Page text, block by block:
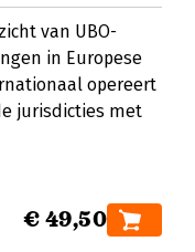
van UBO-
in Europese
opereert
jurisdicties met
€ 49,50